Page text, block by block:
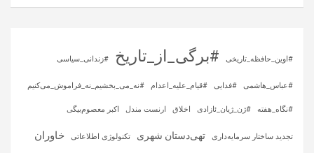
#اوین_حافظه_تاریخی #برگی_از_تاریخ #زندانی_سیاسی
#عباس_هاشمی #فدایی #قیام_علیه_اعدام #نه_می_بخشیم_نه_فراموش_می‌کنیم
#نگاه_هفته #ژن_ژیان_ئازادی اخلاق ارنست مندل اکبر معصوم‌بیگی
تجدید ساختار سرمایه‌داری تهی‌دستان شهری تکنولوژی اطلاعاتی خاوران